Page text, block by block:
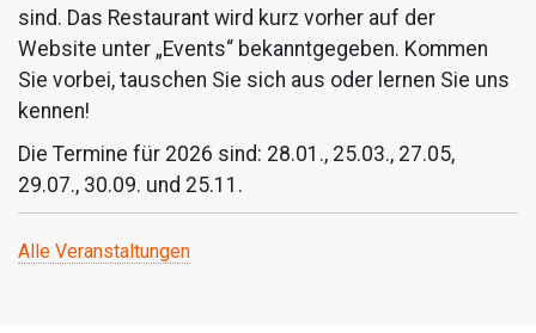
sind. Das Restaurant wird kurz vorher auf der
Website unter „Events“ bekanntgegeben. Kommen
Sie vorbei, tauschen Sie sich aus oder lernen Sie uns
kennen!
Die Termine für 2026 sind: 28.01., 25.03., 27.05,
29.07., 30.09. und 25.11.
Alle Veranstaltungen